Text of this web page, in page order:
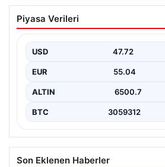
Mohamed Salah’ı
Galatasaraylı taraftarı
Piyasa Verileri
USD 47.72
EUR 55.04
ALTIN 6500.7
BTC 3059312
Son Eklenen Haberler